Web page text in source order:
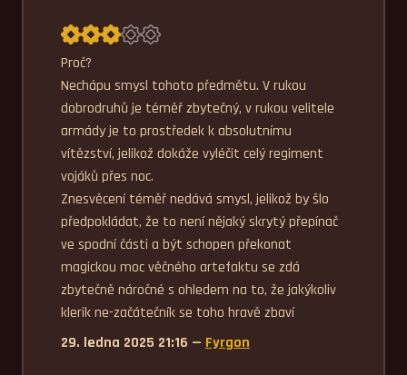
Průměrné hodnocení 3,0.
Proč?
Nechápu smysl tohoto předmětu. V rukou
dobrodruhů je téměř zbytečný, v rukou velitele
armády je to prostředek k absolutnímu
vítězství, jelikož dokáže vyléčit celý regiment
vojáků přes noc.
Znesvěcení téměř nedává smysl, jelikož by šlo
předpokládat, že to není nějaký skrytý přepínač
ve spodní části a být schopen překonat
magickou moc věčného artefaktu se zdá
zbytečně náročné s ohledem na to, že jakýkoliv
klerik ne-začátečník se toho hravě zbaví
29. ledna 2025 21:16 — Fyrgon